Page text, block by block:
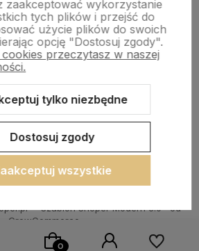
Szablon Shoper Modern 3.0™ od
GrowCommerce
zaakceptować wykorzystanie
tych plików i przejść do
użycie plików do swoich
opcję "Dostosuj zgody".
przeczytasz w naszej
tylko niezbędne
Dostosuj zgody
wszystkie